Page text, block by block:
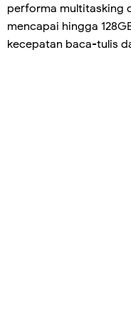
performa multitasking
mencapai hingga
kecepatan baca-tulis